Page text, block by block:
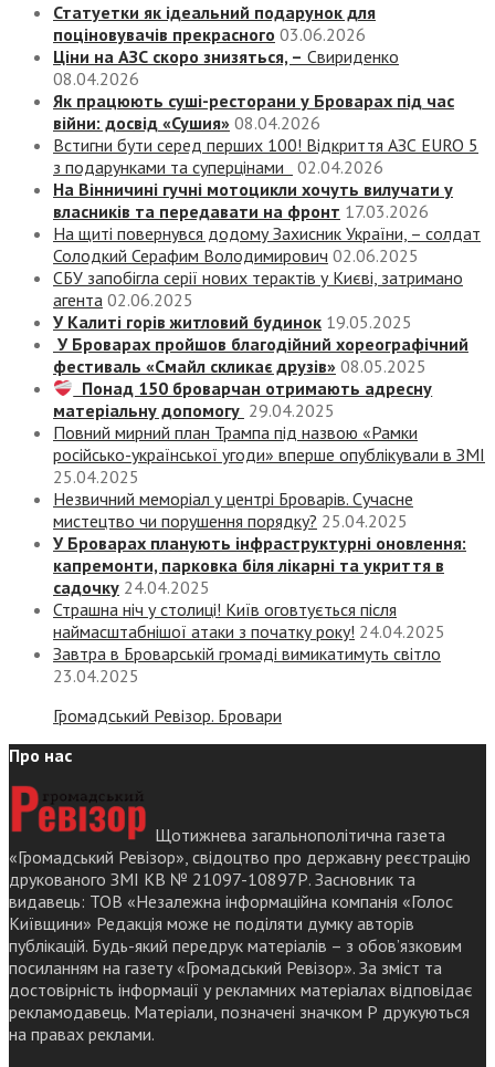
Статуетки як ідеальний подарунок для
поціновувачів прекрасного 03.06.2026
Ціни на АЗС скоро знизяться, – Свириденко
08.04.2026
Як працюють суші-ресторани у Броварах під час
війни: досвід «Сушия» 08.04.2026
Встигни бути серед перших 100! Відкриття АЗС EURO 5
з подарунками та суперцінами
02.04.2026
На Вінничині гучні мотоцикли хочуть вилучати у
власників та передавати на фронт 17.03.2026
На щиті повернувся додому Захисник України, – солдат
Солодкий Серафим Володимирович 02.06.2025
СБУ запобігла серії нових терактів у Києві, затримано
агента 02.06.2025
У Калиті горів житловий будинок 19.05.2025
У Броварах пройшов благодійний хореографічний
фестиваль «Смайл скликає друзів» 08.05.2025
Понад 150 броварчан отримають адресну
матеріальну допомогу 29.04.2025
Повний мирний план Трампа під назвою «‎Рамки
російсько-української угоди» вперше опублікували в ЗМІ
25.04.2025
Незвичний меморіал у центрі Броварів. Сучасне
мистецтво чи порушення порядку? 25.04.2025
У Броварах планують інфраструктурні оновлення:
капремонти, парковка біля лікарні та укриття в
садочку 24.04.2025
Страшна ніч у столиці! Київ оговтується після
наймасштабнішої атаки з початку року! 24.04.2025
Завтра в Броварській громаді вимикатимуть світло
23.04.2025
Громадський Ревізор. Бровари
Про нас
Щотижнева загальнополітична газета
«Громадський Ревізор», свідоцтво про державну реєстрацію
друкованого ЗМІ КВ № 21097-10897Р. Засновник та
видавець: ТОВ «Незалежна інформаційна компанія «Голос
Київщини» Редакція може не поділяти думку авторів
публікацій. Будь-який передрук матеріалів – з обов’язковим
посиланням на газету «Громадський Ревізор». За зміст та
достовірність інформації у рекламних матеріалах відповідає
рекламодавець. Матеріали, позначені значком Р друкуються
на правах реклами.